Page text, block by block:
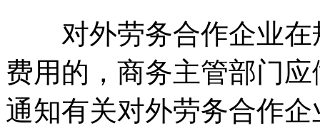
对外劳务合作企业在
费用的，商务主管部门
通知有关对外劳务合作